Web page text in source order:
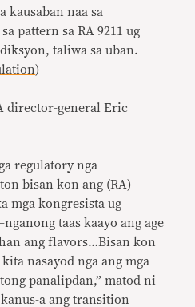
kausaban naa sa
pattern sa RA 9211 ug
taliwa sa uban.
)
director-general Eric
regulatory nga
bisan kon ang (RA)
mga kongresista ug
taas kaayo ang age
ang flavors…Bisan kon
nasayod nga ang mga
panalipdan,” matod ni
a ang transition